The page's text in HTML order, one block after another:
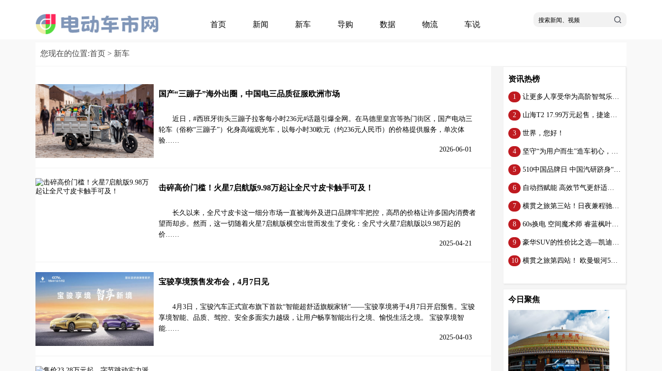
首页 新闻 新车 导购 数据 物流 车说
您现在的位置:首页 > 新车
国产“三蹦子”海外出圈，中国电三品质征服欧洲市场
近日，#西班牙街头三蹦子拉客每小时236元#话题引爆全网。在马德里皇宫等热门街区，国产电动三
轮车（俗称“三蹦子”）化身高端观光车，以每小时30欧元（约236元人民币）的价格提供服务，单次体
验……
2026-06-01
击碎高价门槛！火星7启航版9.98万起让全尺寸皮卡触手可及！
长久以来，全尺寸皮卡这一细分市场一直被海外及进口品牌牢牢把控，高昂的价格让许多国内消费者
望而却步。然而，这一切随着火星7启航版横空出世而发生了变化：全尺寸火星7启航版以9.98万起的
价……
2025-04-21
宝骏享境预售发布会，4月7日见
4月3日，宝骏汽车正式宣布旗下首款“智能超舒适旗舰家轿”——宝骏享境将于4月7日开启预售。宝骏
享境智能、品质、驾控、安全多面实力越级，让用户畅享智能出行之境、愉悦生活之境。 宝骏享境智
能……
2025-04-03
资讯热榜
让更多人享受华为高阶智驾乐趣，问界新M5入手门槛再次降低
山海T2 17.99万元起售，捷途汽车强势挺进3.0时代！
世界，您好！
坚守“为用户而生”造车初心，星纪元ET铸就“豪华级”安全性能
510中国品牌日 中国汽研跻身“2024中国品牌价值评价信息发布”榜单
自动挡赋能 高效节气更舒适！欧曼银河燃气车强化竞争力 助用户“赢”领运途
横贯之旅第三站！日夜兼程驰骋天路险峰 欧曼银河580燃气车征战青藏高原
60s换电 空间魔术师 睿蓝枫叶V80 PRO要做MPV新物种
豪华SUV的性价比之选—凯迪拉克XT5
横贯之旅第四站！ 欧曼银河580燃气车挑战崎岖山路 超长下坡 高效可靠的完美展现
今日聚焦